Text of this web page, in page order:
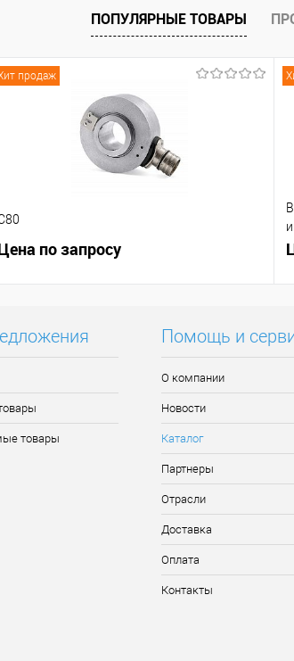
ПОПУЛЯРНЫЕ ТОВАРЫ
продаж
по запросу
товары
Помощь и
О компании
Новости
Каталог
Партнеры
Отрасли
Доставка
Оплата
Контакты